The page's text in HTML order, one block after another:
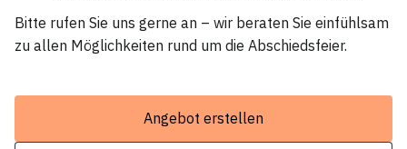
Bitte rufen Sie uns gerne an – wir beraten Sie einfühlsam
zu allen Möglichkeiten rund um die Abschiedsfeier.
Angebot erstellen